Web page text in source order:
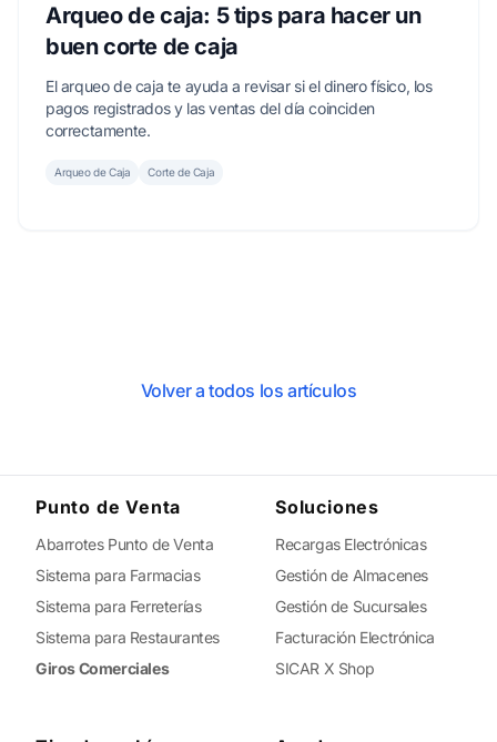
Arqueo de caja: 5 tips para hacer un
buen corte de caja
El arqueo de caja te ayuda a revisar si el dinero físico, los
pagos registrados y las ventas del día coinciden
correctamente.
Arqueo de Caja Corte de Caja
Volver a todos los artículos
Punto de Venta
Abarrotes Punto de Venta
Sistema para Farmacias
Sistema para Ferreterías
Sistema para Restaurantes
Giros Comerciales
Soluciones
Recargas Electrónicas
Gestión de Almacenes
Gestión de Sucursales
Facturación Electrónica
SICAR X Shop